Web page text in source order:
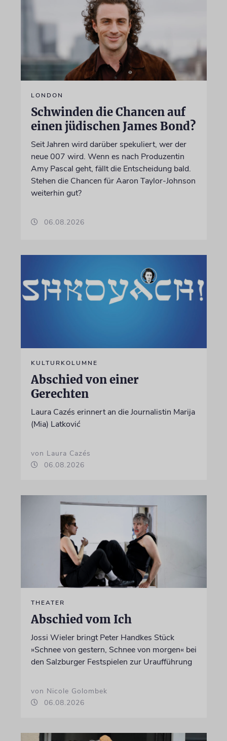
LONDON
Schwinden die Chancen auf
einen jüdischen James Bond?
Seit Jahren wird darüber spekuliert, wer der
neue 007 wird. Wenn es nach Produzentin
Amy Pascal geht, fällt die Entscheidung bald.
Stehen die Chancen für Aaron Taylor-Johnson
weiterhin gut?
06.08.2026
KULTURKOLUMNE
Abschied von einer
Gerechten
Laura Cazés erinnert an die Journalistin Marija
(Mia) Latković
von Laura Cazés
06.08.2026
THEATER
Abschied vom Ich
Jossi Wieler bringt Peter Handkes Stück
»Schnee von gestern, Schnee von morgen« bei
den Salzburger Festspielen zur Uraufführung
von Nicole Golombek
06.08.2026